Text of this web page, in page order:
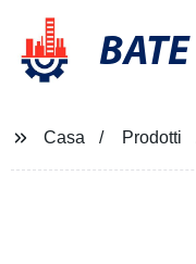
BATE
Casa Prodotti